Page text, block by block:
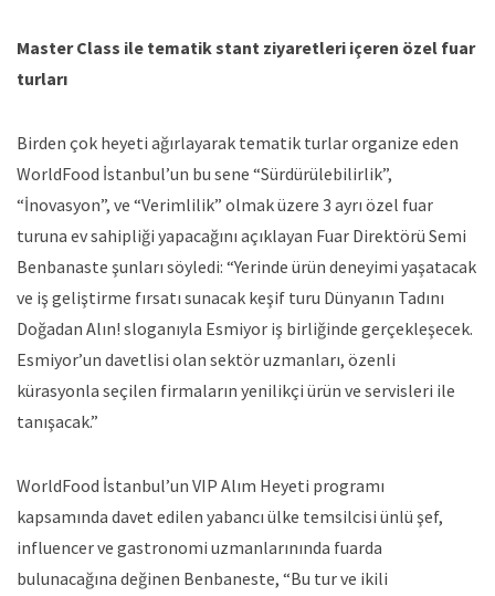
Master Class ile tematik stant ziyaretleri içeren özel fuar
turları
Birden çok heyeti ağırlayarak tematik turlar organize eden
WorldFood İstanbul’un bu sene “Sürdürülebilirlik”,
“İnovasyon”, ve “Verimlilik” olmak üzere 3 ayrı özel fuar
turuna ev sahipliği yapacağını açıklayan Fuar Direktörü Semi
Benbanaste şunları söyledi: “Yerinde ürün deneyimi yaşatacak
ve iş geliştirme fırsatı sunacak keşif turu Dünyanın Tadını
Doğadan Alın! sloganıyla Esmiyor iş birliğinde gerçekleşecek.
Esmiyor’un davetlisi olan sektör uzmanları, özenli
kürasyonla seçilen firmaların yenilikçi ürün ve servisleri ile
tanışacak.”
WorldFood İstanbul’un VIP Alım Heyeti programı
kapsamında davet edilen yabancı ülke temsilcisi ünlü şef,
influencer ve gastronomi uzmanlarınında fuarda
bulunacağına değinen Benbaneste, “Bu tur ve ikili